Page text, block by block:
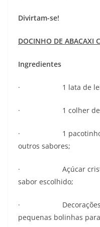
Divirtam-se!
DOCINHO DE ABACAXI
Ingredientes
· 1 lata de leite
· 1 colher de
· 1 pacotinho
outros sabores;
· Açúcar cristal
sabor escolhido;
· Decorações
pequenas bolinhas